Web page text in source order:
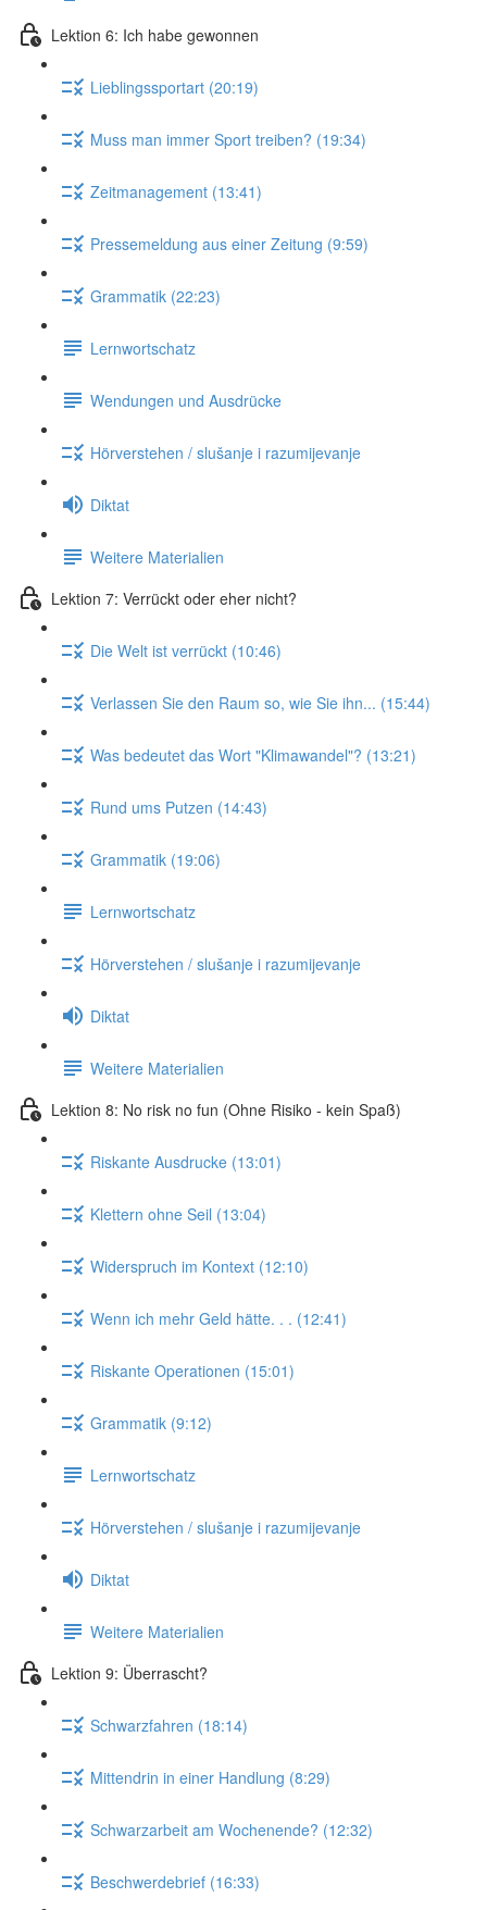
Lektion 6: Ich habe gewonnen
Lieblingssportart (20:19)
Muss man immer Sport treiben? (19:34)
Zeitmanagement (13:41)
Pressemeldung aus einer Zeitung (9:59)
Grammatik (22:23)
Lernwortschatz
Wendungen und Ausdrücke
Hörverstehen / slušanje i razumijevanje
Diktat
Weitere Materialien
Lektion 7: Verrückt oder eher nicht?
Die Welt ist verrückt (10:46)
Verlassen Sie den Raum so, wie Sie ihn... (15:44)
Was bedeutet das Wort "Klimawandel"? (13:21)
Rund ums Putzen (14:43)
Grammatik (19:06)
Lernwortschatz
Hörverstehen / slušanje i razumijevanje
Diktat
Weitere Materialien
Lektion 8: No risk no fun (Ohne Risiko - kein Spaß)
Riskante Ausdrucke (13:01)
Klettern ohne Seil (13:04)
Widerspruch im Kontext (12:10)
Wenn ich mehr Geld hätte. . . (12:41)
Riskante Operationen (15:01)
Grammatik (9:12)
Lernwortschatz
Hörverstehen / slušanje i razumijevanje
Diktat
Weitere Materialien
Lektion 9: Überrascht?
Schwarzfahren (18:14)
Mittendrin in einer Handlung (8:29)
Schwarzarbeit am Wochenende? (12:32)
Beschwerdebrief (16:33)